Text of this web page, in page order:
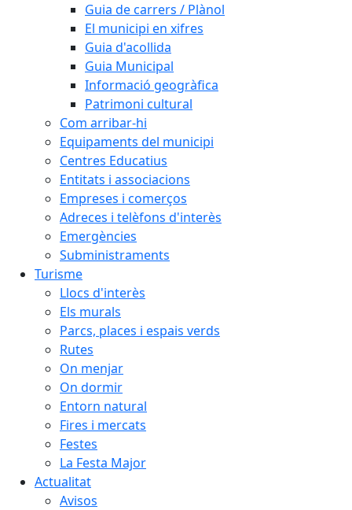
Guia de carrers / Plànol
El municipi en xifres
Guia d'acollida
Guia Municipal
Informació geogràfica
Patrimoni cultural
Com arribar-hi
Equipaments del municipi
Centres Educatius
Entitats i associacions
Empreses i comerços
Adreces i telèfons d'interès
Emergències
Subministraments
Turisme
Llocs d'interès
Els murals
Parcs, places i espais verds
Rutes
On menjar
On dormir
Entorn natural
Fires i mercats
Festes
La Festa Major
Actualitat
Avisos